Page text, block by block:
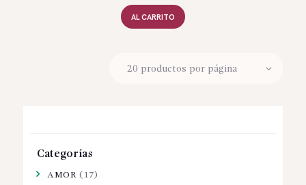
AL CARRITO
Categorías
AMOR (17)